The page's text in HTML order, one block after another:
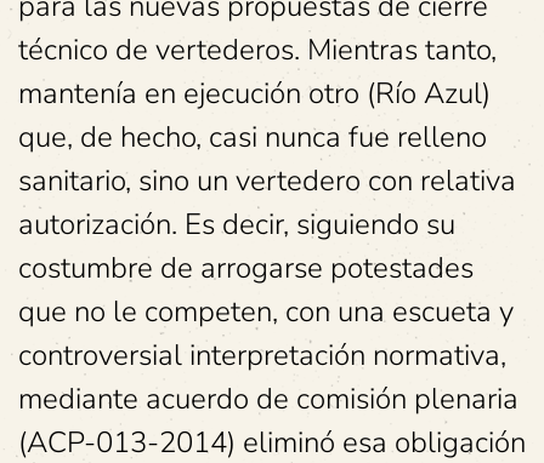
técnico de vertederos. Mientras tanto,
mantenía en ejecución otro (Río Azul)
que, de hecho, casi nunca fue relleno
sanitario, sino un vertedero con relativa
autorización. Es decir, siguiendo su
costumbre de arrogarse potestades
que no le competen, con una escueta y
controversial interpretación normativa,
mediante acuerdo de comisión plenaria
(ACP-013-2014) eliminó esa obligación